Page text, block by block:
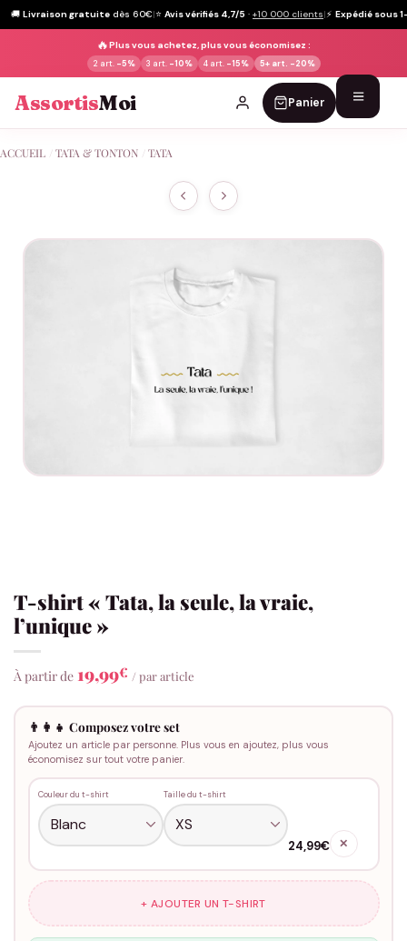
🚚 Livraison gratuite dès 60€|⭐ Avis vérifiés 4,7/5 · +10 000 clients|⚡ Expédié sous
🔥Plus vous achetez, plus vous économisez :
2 art. -5% 3 art. -10% 4 art. -15% 5+ art. -20%
AssortisMoi Panier
au
ACCUEIL TATA & TONTON TATA
T-shirt « Tata, la seule, la vraie,
l’unique »
À partir de 19,99€ / par article
👨‍👩‍👧 Composez votre set
Ajoutez un article par personne. Plus vous en ajoutez, plus vous
économisez sur tout votre panier.
Couleur du t-shirt Taille du t-shirt
24,99€ ✕
+ AJOUTER UN T-SHIRT